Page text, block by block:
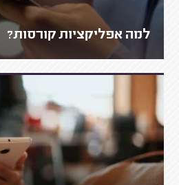
למה אפליקציות קורסות?